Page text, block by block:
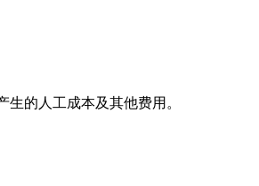
的人工成本及其他费用。